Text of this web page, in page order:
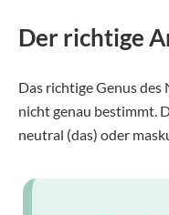
Der richtige
Das richtige Genus des
nicht genau bestimmt.
neutral (das) oder